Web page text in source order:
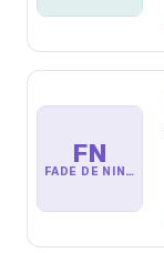
FN
FADE DE NIÑO